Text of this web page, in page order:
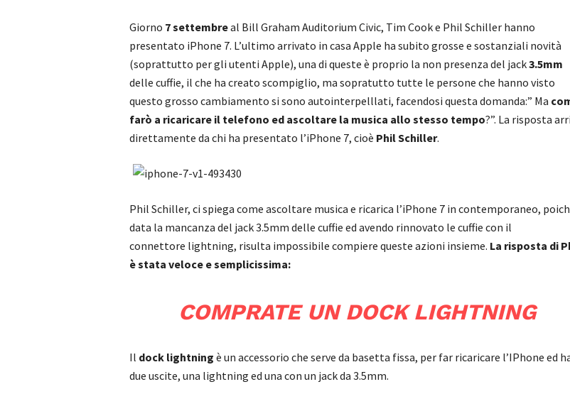
Giorno 7 settembreal Bill Graham Auditorium Civic, Tim Cook e Phil Schiller hanno
presentato iPhone 7. L’ultimo arrivato in casa Apple ha subito grosse e sostanziali novità
(soprattutto per gli utenti Apple), una di queste è proprio la non presenza del jack3.5mm
delle cuffie, il che ha creato scompiglio, ma sopratutto tutte le persone che hanno visto
questo grosso cambiamento si sono autointerpelllati, facendosi questa domanda:” Ma
farò a ricaricare il telefono ed ascoltare la musica allo stesso tempo?”. La risposta
direttamente da chi ha presentato l’iPhone 7, cioè Phil Schiller.
Phil Schiller, ci spiega come ascoltare musica e ricarica l’iPhone 7 in contemporaneo,
data la mancanza del jack 3.5mm delle cuffie ed avendo rinnovato le cuffie con il
connettore lightning, risulta impossibile compiere queste azioni insieme. La risposta di
è stata veloce e semplicissima:
COMPRATE UN DOCK LIGHTNING
Il dock lightning è un accessorio che serve da basetta fissa, per far ricaricare l’IPhone ed
due uscite, una lightning ed una con un jack da 3.5mm.